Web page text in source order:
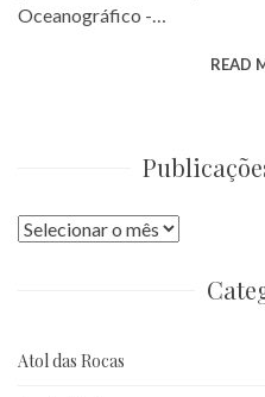
Oceanográfico -…
READ
Publicações
Atol das Rocas